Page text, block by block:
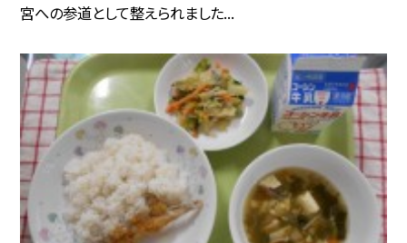
宮への参道として整えられました...